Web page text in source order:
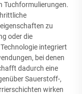
Tuchformulierungen.
zu
oder die
integriert
bei denen
dadurch eine
Sauerstoff-,
wirken